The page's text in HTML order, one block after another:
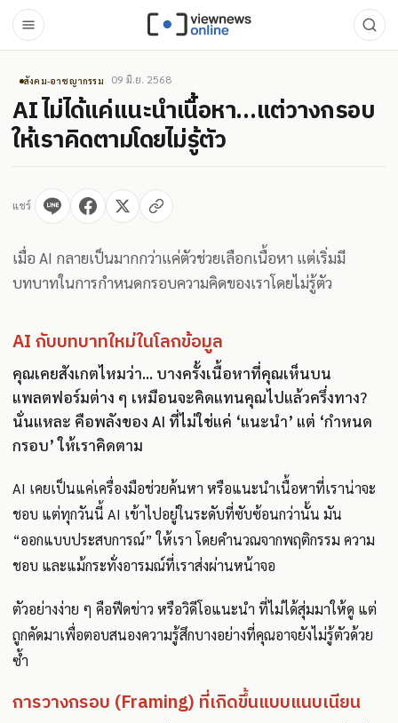
สังคม-อาชญากรรม 09 มิ.ย. 2568
AI ไม่ได้แค่แนะนำเนื้อหา…แต่วางกรอบ
ให้เราคิดตามโดยไม่รู้ตัว
แชร์
เมื่อ AI กลายเป็นมากกว่าแค่ตัวช่วยเลือกเนื้อหา แต่เริ่มมี
บทบาทในการกำหนดกรอบความคิดของเราโดยไม่รู้ตัว
AI กับบทบาทใหม่ในโลกข้อมูล
คุณเคยสังเกตไหมว่า... บางครั้งเนื้อหาที่คุณเห็นบน
แพลตฟอร์มต่าง ๆ เหมือนจะคิดแทนคุณไปแล้วครึ่งทาง?
นั่นแหละ คือพลังของ AI ที่ไม่ใช่แค่ ‘แนะนำ’ แต่ ‘กำหนด
กรอบ’ ให้เราคิดตาม
AI เคยเป็นแค่เครื่องมือช่วยค้นหา หรือแนะนำเนื้อหาที่เราน่าจะ
ชอบ แต่ทุกวันนี้ AI เข้าไปอยู่ในระดับที่ซับซ้อนกว่านั้น มัน
“ออกแบบประสบการณ์” ให้เรา โดยคำนวณจากพฤติกรรม ความ
ชอบ และแม้กระทั่งอารมณ์ที่เราส่งผ่านหน้าจอ
ตัวอย่างง่าย ๆ คือฟีดข่าว หรือวิดีโอแนะนำ ที่ไม่ได้สุ่มมาให้ดู แต่
ถูกคัดมาเพื่อตอบสนองความรู้สึกบางอย่างที่คุณอาจยังไม่รู้ตัวด้วย
ซ้ำ
การวางกรอบ (Framing) ที่เกิดขึ้นแบบแนบเนียน